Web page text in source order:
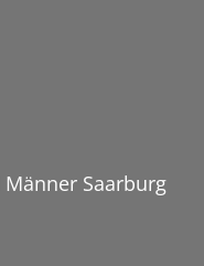
Saarburg